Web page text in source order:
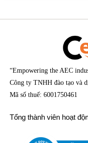
“Empowering the AEC
Công ty TNHH đào tạo và
Mã số thuế: 6001750461
Tổng thành viên hoạt